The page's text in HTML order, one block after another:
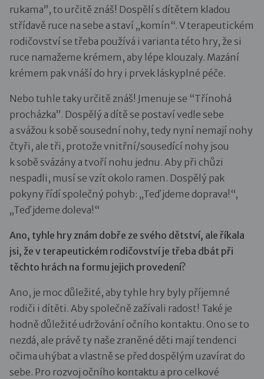
rukama”, to určitě znáš! Dospělí s dítětem kladou
střídavě ruce na sebe a staví „komín“. V terapeutickém
rodičovství se třeba používá i varianta této hry, že si
ruce namažeme krémem, aby lépe klouzaly. Mazání
krémem pak vnáší do hry i prvek láskyplné péče.
Nebo tuhle taky určitě znáš! Jmenuje se “Třínohá
procházka”. Dospělý a dítě se postaví vedle sebe
a svážou k sobě sousední nohy, tedy nyní nemají nohy
čtyři, ale tři, protože vnitřní/sousedící nohy jsou
k sobě svázány a tvoří nohu jednu. Aby při chůzi
nespadli, musí se vzít okolo ramen. Dospělý pak
pokyny řídí společný pohyb: „Teď jdeme doprava!“,
„Teď jdeme doleva!“
Ano, tyhle hry znám dobře ze svého dětství, ale říkala
jsi, že v terapeutickém rodičovství je třeba dbát při
těchto hrách na formu jejich provedení?
Ano, je moc důležité, aby tyhle hry byly příjemné
rodiči i dítěti. Aby společně zažívali radost! Také je
hodně důležité udržování očního kontaktu. Ono se to
nezdá, ale právě ty naše zraněné děti mají tendenci
očima uhýbat a vlastně se před dospělým uzavírat do
sebe. Pro rozvoj očního kontaktu a pro celkové